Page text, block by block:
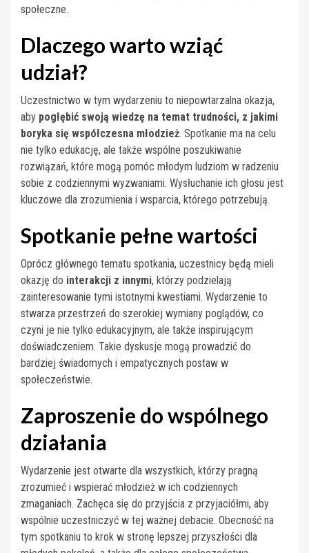
społeczne.
Dlaczego warto wziąć
udział?
Uczestnictwo w tym wydarzeniu to niepowtarzalna okazja,
aby pogłębić swoją wiedzę na temat trudności, z jakimi
boryka się współczesna młodzież. Spotkanie ma na celu
nie tylko edukację, ale także wspólne poszukiwanie
rozwiązań, które mogą pomóc młodym ludziom w radzeniu
sobie z codziennymi wyzwaniami. Wysłuchanie ich głosu jest
kluczowe dla zrozumienia i wsparcia, którego potrzebują.
Spotkanie pełne wartości
Oprócz głównego tematu spotkania, uczestnicy będą mieli
okazję do interakcji z innymi, którzy podzielają
zainteresowanie tymi istotnymi kwestiami. Wydarzenie to
stwarza przestrzeń do szerokiej wymiany poglądów, co
czyni je nie tylko edukacyjnym, ale także inspirującym
doświadczeniem. Takie dyskusje mogą prowadzić do
bardziej świadomych i empatycznych postaw w
społeczeństwie.
Zaproszenie do wspólnego
działania
Wydarzenie jest otwarte dla wszystkich, którzy pragną
zrozumieć i wspierać młodzież w ich codziennych
zmaganiach. Zachęca się do przyjścia z przyjaciółmi, aby
wspólnie uczestniczyć w tej ważnej debacie. Obecność na
tym spotkaniu to krok w stronę lepszej przyszłości dla